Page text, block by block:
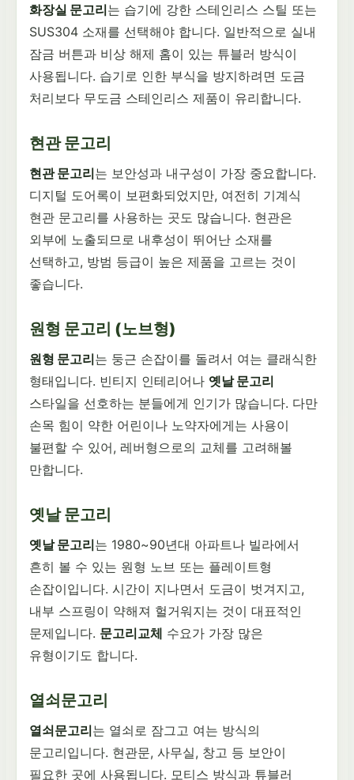
화장실 문고리는 습기에 강한 스테인리스 스틸 또는
SUS304 소재를 선택해야 합니다. 일반적으로 실내
잠금 버튼과 비상 해제 홈이 있는 튜블러 방식이
사용됩니다. 습기로 인한 부식을 방지하려면 도금
처리보다 무도금 스테인리스 제품이 유리합니다.
현관 문고리
현관 문고리는 보안성과 내구성이 가장 중요합니다.
디지털 도어록이 보편화되었지만, 여전히 기계식
현관 문고리를 사용하는 곳도 많습니다. 현관은
외부에 노출되므로 내후성이 뛰어난 소재를
선택하고, 방범 등급이 높은 제품을 고르는 것이
좋습니다.
원형 문고리 (노브형)
원형 문고리는 둥근 손잡이를 돌려서 여는 클래식한
형태입니다. 빈티지 인테리어나 옛날 문고리
스타일을 선호하는 분들에게 인기가 많습니다. 다만
손목 힘이 약한 어린이나 노약자에게는 사용이
불편할 수 있어, 레버형으로의 교체를 고려해볼
만합니다.
옛날 문고리
옛날 문고리는 1980~90년대 아파트나 빌라에서
흔히 볼 수 있는 원형 노브 또는 플레이트형
손잡이입니다. 시간이 지나면서 도금이 벗겨지고,
내부 스프링이 약해져 헐거워지는 것이 대표적인
문제입니다. 문고리교체 수요가 가장 많은
유형이기도 합니다.
열쇠문고리
열쇠문고리는 열쇠로 잠그고 여는 방식의
문고리입니다. 현관문, 사무실, 창고 등 보안이
필요한 곳에 사용됩니다. 모티스 방식과 튜블러